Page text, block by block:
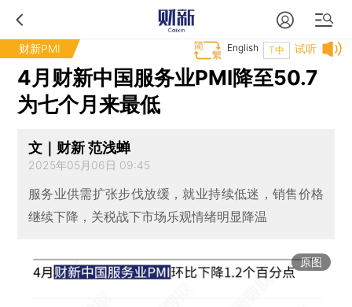
财新PMI 试听
T中
English
4月财新中国服务业PMI降至50.7
为七个月来最低
文｜财新 范浅蝉
2025年05月06日 09:45
服务业供需扩张步伐放缓，就业持续低迷，销售价格
继续下降，关税战下市场乐观情绪明显降温
原图